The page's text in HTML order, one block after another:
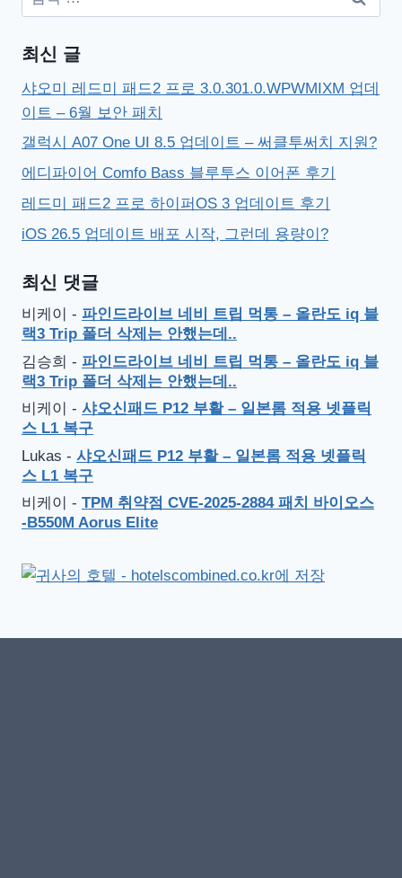
색:
최신 글
샤오미 레드미 패드2 프로 3.0.301.0.WPWMIXM 업데
이트 – 6월 보안 패치
갤럭시 A07 One UI 8.5 업데이트 – 써클투써치 지원?
에디파이어 Comfo Bass 블루투스 이어폰 후기
레드미 패드2 프로 하이퍼OS 3 업데이트 후기
iOS 26.5 업데이트 배포 시작, 그런데 용량이?
최신 댓글
비케이 - 파인드라이브 네비 트립 먹통 – 올란도 iq 블
랙3 Trip 폴더 삭제는 안했는데..
김승희 - 파인드라이브 네비 트립 먹통 – 올란도 iq 블
랙3 Trip 폴더 삭제는 안했는데..
비케이
- 샤오신패드 P12 부활 – 일본롬 적용 넷플릭
스 L1 복구
Lukas - 샤오신패드 P12 부활 – 일본롬 적용 넷플릭
스 L1 복구
비케이
- TPM 취약점 CVE-2025-2884 패치 바이오스
-B550M Aorus Elite